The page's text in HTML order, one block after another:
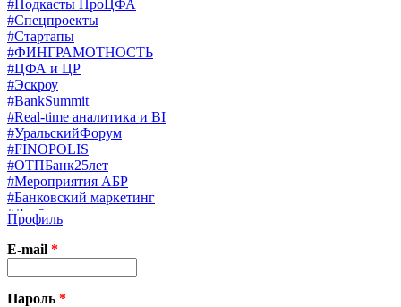
#Подкасты ПроЦФА
#Спецпроекты
#Стартапы
#ФИНГРАМОТНОСТЬ
#ЦФА и ЦР
#Эскроу
#BankSummit
#Real-time аналитика и BI
#УральскийФорум
#FINOPOLIS
#ОТПБанк25лет
#Мероприятия АБР
#Банковский маркетинг
#Драйверы страхования
#Финконгресс ЦБ
#PB&WM
#UX/CX
#Экосистемы
X
Профиль
E-mail *
Пароль *